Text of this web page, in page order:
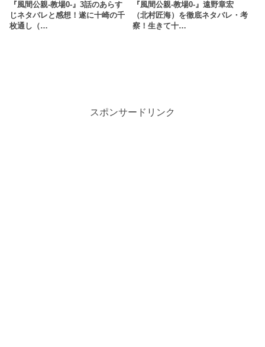
『風間公親-教場0-』3話のあらす
じネタバレと感想！遂に十崎の千
枚通し（…
『風間公親-教場0-』遠野章宏
（北村匠海）を徹底ネタバレ・考
察！生きて十…
スポンサードリンク